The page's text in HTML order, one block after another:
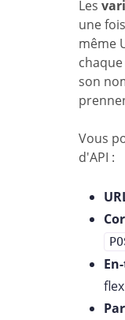
Les
une
même
son
Vous
d'API :